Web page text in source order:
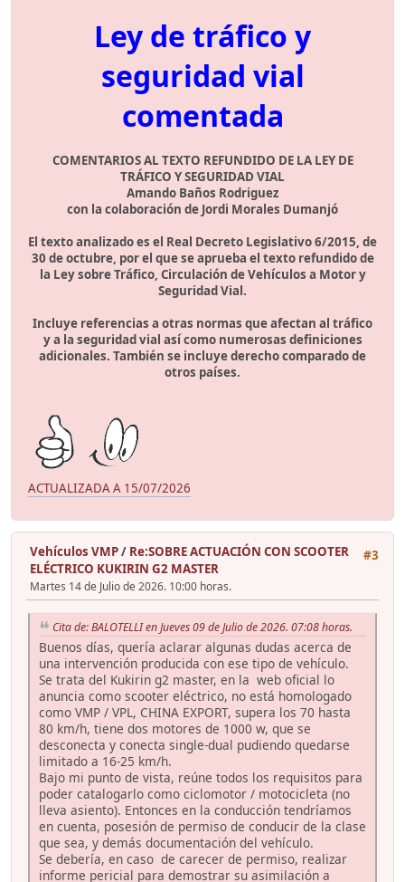
Ley de tráfico y
seguridad vial
comentada
COMENTARIOS AL TEXTO REFUNDIDO DE LA LEY DE
TRÁFICO Y SEGURIDAD VIAL
Amando Baños Rodriguez
con la colaboración de Jordi Morales Dumanjó
El texto analizado es el Real Decreto Legislativo 6/2015, de
30 de octubre, por el que se aprueba el texto refundido de
la Ley sobre Tráfico, Circulación de Vehículos a Motor y
Seguridad Vial.
Incluye referencias a otras normas que afectan al tráfico
y a la seguridad vial así como numerosas definiciones
adicionales. También se incluye derecho comparado de
otros países.
ACTUALIZADA A 15/07/2026
#3
Vehículos VMP/ Re:SOBRE ACTUACIÓN CON SCOOTER
ELÉCTRICO KUKIRIN G2 MASTER
Martes 14 de Julio de 2026. 10:00 horas.
Cita de: BALOTELLI en Jueves 09 de Julio de 2026. 07:08 horas.
Buenos días, quería aclarar algunas dudas acerca de
una intervención producida con ese tipo de vehículo.
Se trata del Kukirin g2 master, en la web oficial lo
anuncia como scooter eléctrico, no está homologado
como VMP / VPL, CHINA EXPORT, supera los 70 hasta
80 km/h, tiene dos motores de 1000 w, que se
desconecta y conecta single-dual pudiendo quedarse
limitado a 16-25 km/h.
Bajo mi punto de vista, reúne todos los requisitos para
poder catalogarlo como ciclomotor / motocicleta (no
lleva asiento). Entonces en la conducción tendríamos
en cuenta, posesión de permiso de conducir de la clase
que sea, y demás documentación del vehículo.
Se debería, en caso de carecer de permiso, realizar
informe pericial para demostrar su asimilación a